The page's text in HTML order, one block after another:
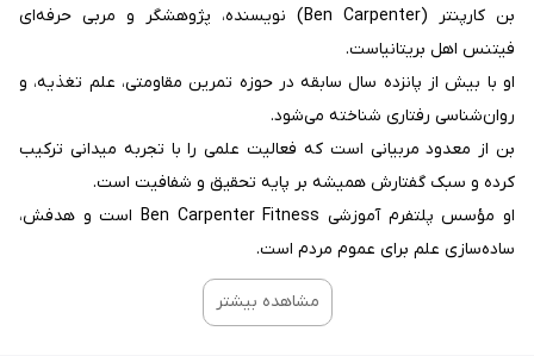
بن کارپنتر (Ben Carpenter) نویسنده، پژوهشگر و مربی حرفه‌ای
فیتنس اهل بریتانیاست.
او با بیش از پانزده سال سابقه در حوزه تمرین مقاومتی، علم تغذیه، و
روان‌شناسی رفتاری شناخته می‌شود.
بن از معدود مربیانی است که فعالیت علمی را با تجربه میدانی ترکیب
کرده و سبک گفتارش همیشه بر پایه تحقیق و شفافیت است.
او مؤسس پلتفرم آموزشی Ben Carpenter Fitness است و هدفش،
ساده‌سازی علم برای عموم مردم است.
مشاهده بیشتر